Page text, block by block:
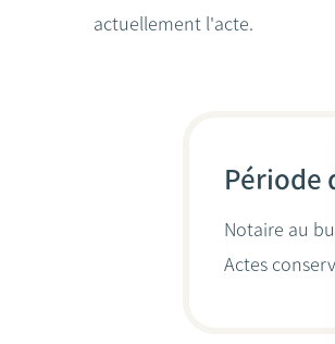
actuellement l'acte.
Période
Notaire au
Actes